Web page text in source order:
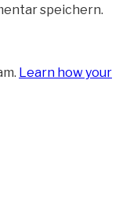
speichern.
Learn how your